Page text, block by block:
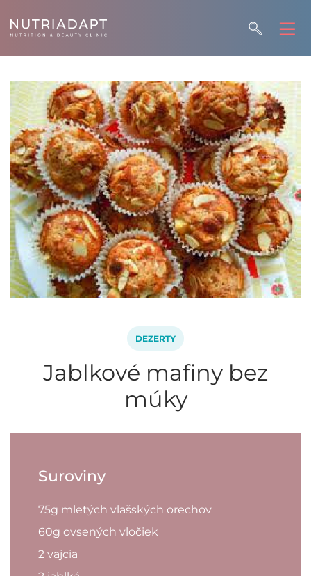
DEZERTY
Jablkové mafiny bez
múky
Suroviny
75g mletých vlašských orechov
60g ovsených vločiek
2 vajcia